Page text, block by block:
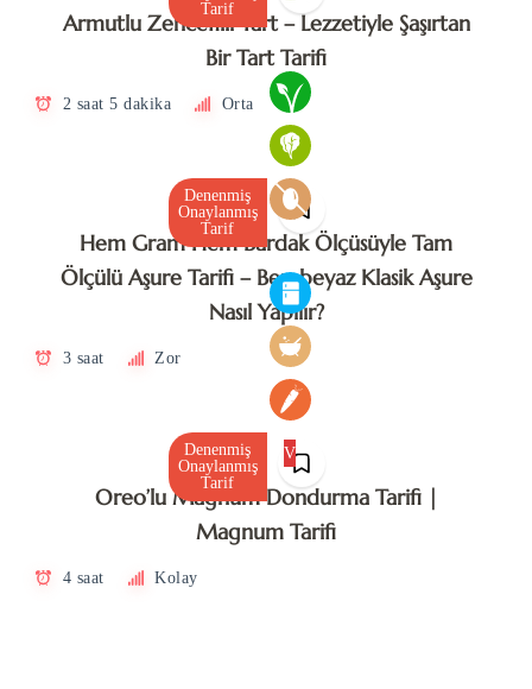
Tarif
Armutlu Zencefilli Tart – Lezzetiyle Şaşırtan
Bir Tart Tarifi
2 saat 5 dakika Orta
Denenmiş
Onaylanmış
Tarif
Hem Gram Hem Bardak Ölçüsüyle Tam
Ölçülü Aşure Tarifi – Bembeyaz Klasik Aşure
Nasıl Yapılır?
3 saat Zor
Denenmiş
Onaylanmış
Tarif
V
Oreo’lu Magnum Dondurma Tarifi |
Magnum Tarifi
4 saat Kolay